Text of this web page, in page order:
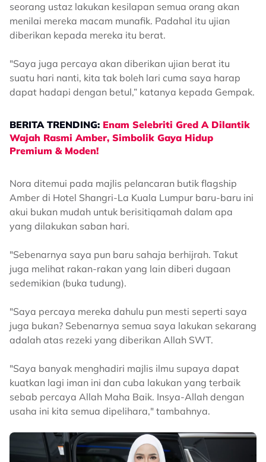
seorang ustaz lakukan kesilapan semua orang akan
menilai mereka macam munafik. Padahal itu ujian
diberikan kepada mereka itu berat.
"Saya juga percaya akan diberikan ujian berat itu
suatu hari nanti, kita tak boleh lari cuma saya harap
dapat hadapi dengan betul,” katanya kepada Gempak.
BERITA TRENDING: Enam Selebriti Gred A Dilantik
Wajah Rasmi Amber, Simbolik Gaya Hidup
Premium & Moden!
Nora ditemui pada majlis pelancaran butik flagship
Amber di Hotel Shangri-La Kuala Lumpur baru-baru ini
akui bukan mudah untuk berisitiqamah dalam apa
yang dilakukan saban hari.
"Sebenarnya saya pun baru sahaja berhijrah. Takut
juga melihat rakan-rakan yang lain diberi dugaan
sedemikian (buka tudung).
"Saya percaya mereka dahulu pun mesti seperti saya
juga bukan? Sebenarnya semua saya lakukan sekarang
adalah atas rezeki yang diberikan Allah SWT.
"Saya banyak menghadiri majlis ilmu supaya dapat
kuatkan lagi iman ini dan cuba lakukan yang terbaik
sebab percaya Allah Maha Baik. Insya-Allah dengan
usaha ini kita semua dipelihara," tambahnya.